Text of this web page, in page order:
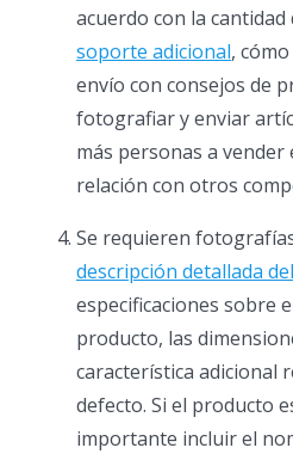
acuerdo con la
soporte adicional,
envío con consejos de
fotografiar y enviar
más personas a
relación con otros
Se requieren
descripción detallada
especificaciones sobre
producto, las
característica adicional
defecto. Si el producto
importante incluir el